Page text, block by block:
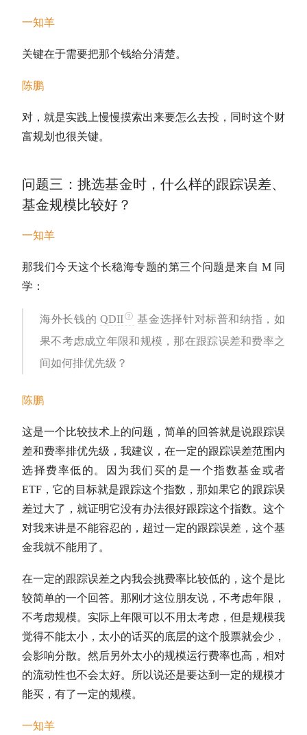
一知羊
关键在于需要把那个钱给分清楚。
陈鹏
对，就是实践上慢慢摸索出来要怎么去投，同时这个财
富规划也很关键。
问题三：挑选基金时，什么样的跟踪误差、
基金规模比较好？
一知羊
那我们今天这个长稳海专题的第三个问题是来自 M 同
学：
海外长钱的 QDII
基金选择针对标普和纳指，如
果不考虑成立年限和规模，那在跟踪误差和费率之
间如何排优先级？
陈鹏
这是一个比较技术上的问题，简单的回答就是说跟踪误
差和费率排优先级，我建议，在一定的跟踪误差范围内
选择费率低的。因为我们买的是一个指数基金或者
ETF，它的目标就是跟踪这个指数，那如果它的跟踪误
差过大了，就证明它没有办法很好跟踪这个指数。这个
对我来讲是不能容忍的，超过一定的跟踪误差，这个基
金我就不能用了。
在一定的跟踪误差之内我会挑费率比较低的，这个是比
较简单的一个回答。那刚才这位朋友说，不考虑年限，
不考虑规模。实际上年限可以不用太考虑，但是规模我
觉得不能太小，太小的话买的底层的这个股票就会少，
会影响分散。然后另外太小的规模运行费率也高，相对
的流动性也不会太好。所以说还是要达到一定的规模才
能买，有了一定的规模。
一知羊